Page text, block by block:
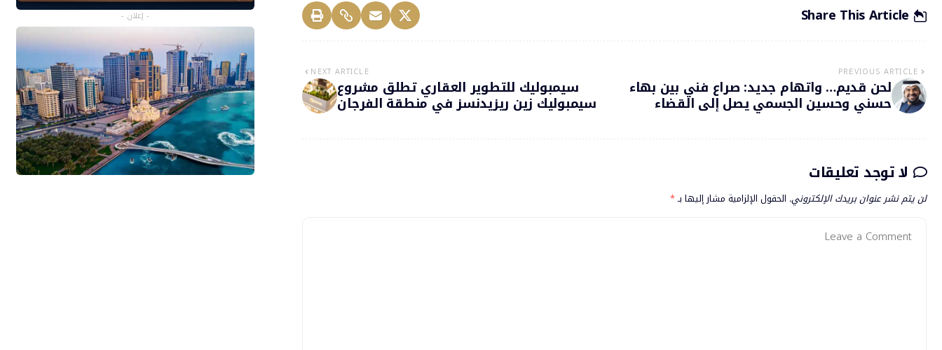
Share This Article
PREVIOUS ARTICLE
لحن قديم… واتهام جديد: صراع فني بين بهاء
حسني وحسين الجسمي يصل إلى القضاء
NEXT ARTICLE
سيمبوليك للتطوير العقاري تطلق مشروع
سيمبوليك زين ريزيدنسز في منطقة الفرجان
لا توجد تعليقات
لن يتم نشر عنوان بريدك الإلكتروني. الحقول الإلزامية مشار إليها بـ*
- إعلان -